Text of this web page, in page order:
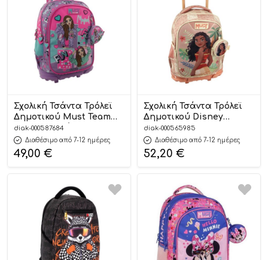
Σχολική Τσάντα Τρόλεϊ
Δημοτικού Must Team
Besties 3 Θήκες
(34x20x44cm)
5205698830174
diak-000587684
Διαθέσιμο από 7-12 ημέρες
49,00 €
Σχολική Τσάντα Τρόλεϊ
Δημοτικού Disney
Vaiana 2 Orange Must
Team 3 Θήκες
(34x20x44cm)
5205698825583
diak-000565985
Διαθέσιμο από 7-12 ημέρες
52,20 €